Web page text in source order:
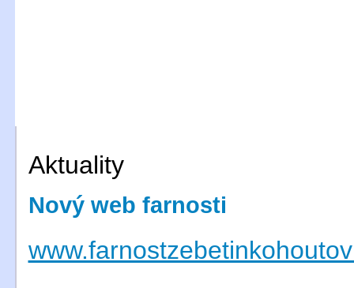
Aktuality
Nový web farnosti